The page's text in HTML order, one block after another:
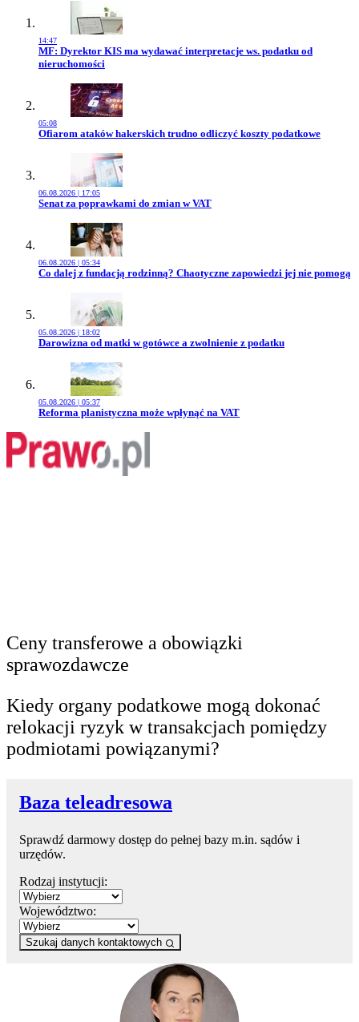
14:47
Przejdź do artykułu:
MF: Dyrektor KIS ma wydawać interpretacje ws. podatku od
nieruchomości
05:08
Przejdź do artykułu:
Ofiarom ataków hakerskich trudno odliczyć koszty podatkowe
06.08.2026 | 17:05
Przejdź do artykułu:
Senat za poprawkami do zmian w VAT
06.08.2026 | 05:34
Przejdź do artykułu:
Co dalej z fundacją rodzinną? Chaotyczne zapowiedzi jej nie pomogą
05.08.2026 | 18:02
Przejdź do artykułu:
Darowizna od matki w gotówce a zwolnienie z podatku
05.08.2026 | 05:37
Przejdź do artykułu:
Reforma planistyczna może wpłynąć na VAT
Ceny transferowe a obowiązki
sprawozdawcze
Kiedy organy podatkowe mogą dokonać
relokacji ryzyk w transakcjach pomiędzy
podmiotami powiązanymi?
Baza teleadresowa
Sprawdź darmowy dostęp do pełnej bazy m.in. sądów i
urzędów.
Rodzaj instytucji:
Województwo:
Szukaj danych kontaktowych